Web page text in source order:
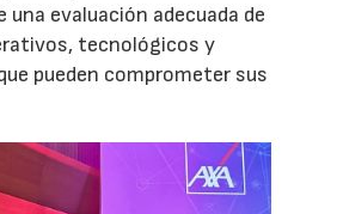
una evaluación adecuada de
tecnológicos y
pueden comprometer sus